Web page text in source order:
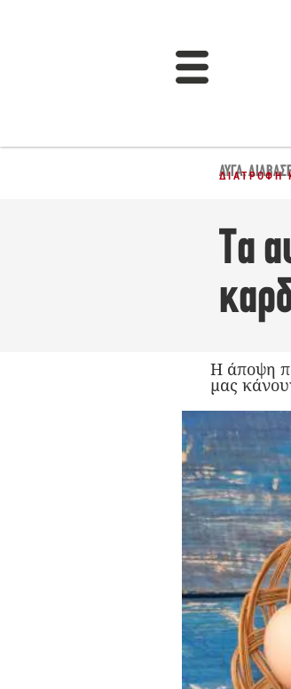
ΑΥΓΆ,
ΔΙΑΤΡΟΦΉ
Tα
Η άποψη
μας